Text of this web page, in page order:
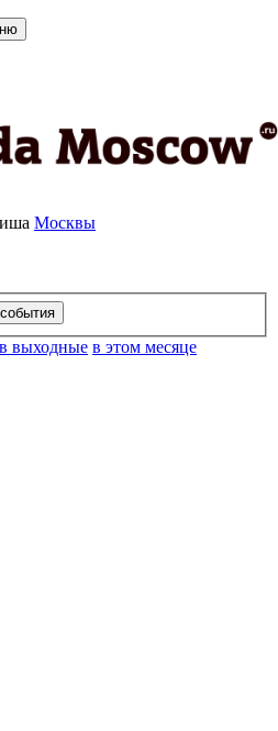
Москвы
в выходные в этом месяце